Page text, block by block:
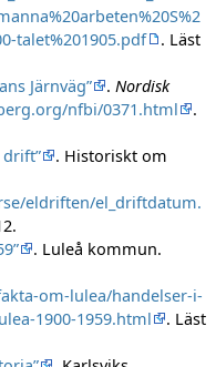
talet%201905.pdf
. Läst
Järnväg” .Nordisk
nfbi/0371.html
.
. Historiskt om
eldriften/el_driftdatum.
.
. Luleå kommun.
om-lulea/handelser-i-
1900-1959.html
. Läst